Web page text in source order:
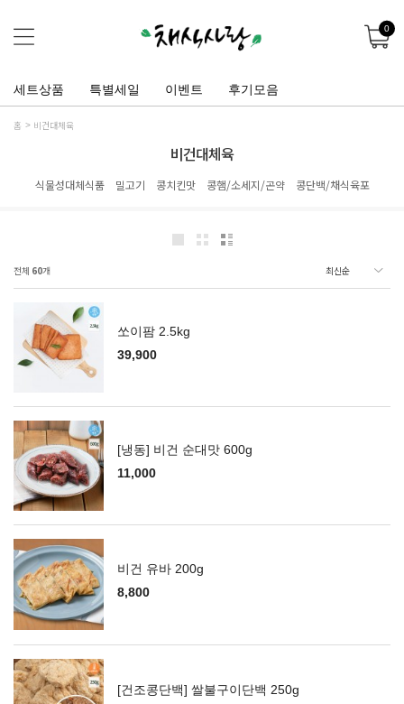
0
세트상품 특별세일 이벤트 후기모음
홈 비건대체육
비건대체육
식물성대체식품 밀고기 콩치킨맛 콩햄/소세지/곤약 콩단백/채식육포
전체 60개
쏘이팜 2.5kg
39,900
[냉동] 비건 순대맛 600g
11,000
비건 유바 200g
8,800
[건조콩단백] 쌀불구이단백 250g